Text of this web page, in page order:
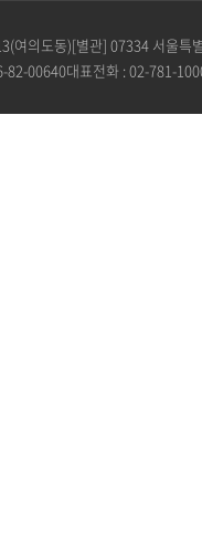
여의도동)[별관] 07334 서울특
82-00640대표전화 : 02-781-